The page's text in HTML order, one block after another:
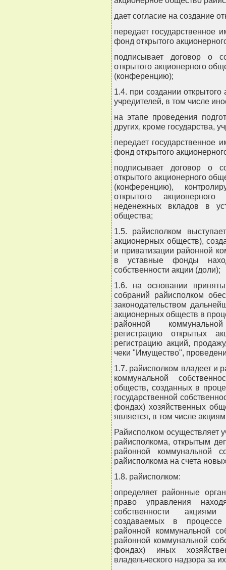
дает согласие на создание
передает государственное
фонд открытого
подписывает договор о
открытого акционерного
(конференцию);
1.4. при создании
учредителей, в том числе
на этапе проведения
других, кроме государства,
передает государственное
фонд открытого
подписывает договор о
открытого акционерного
(конференцию),
открытого
неденежных вкладов в
общества;
1.5. райисполком
акционерных обществ),
и приватизации районной
в уставные фонды
собственности акции (доли);
1.6. на основании
собраний райисполком
законодательством
акционерных обществ в
районной
регистрацию открытых
регистрацию акций,
чеки "Имущество",
1.7. райисполком владеет и
коммунальной
обществ, созданных в
государственной
фондах) хозяйственных
является, в том числе
Райисполком осуществляет
райисполкома, открытым
районной коммунальной
райисполкома на счета
1.8. райисполком:
определяет районные
право управления
собственности
создаваемых в процессе
районной коммунальной
районной коммунальной
фондах) иных
владельческого надзора за